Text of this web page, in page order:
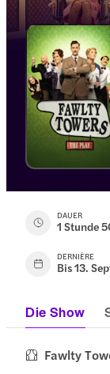
DAUER
1 Stunde
DERNIÈRE
Bis 13.
Die Show
Fawlty